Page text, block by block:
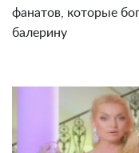
фанатов, которые
балерину